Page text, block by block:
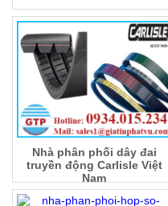
Nhà phân phối dây đai
truyền động Carlisle Việt
Nam